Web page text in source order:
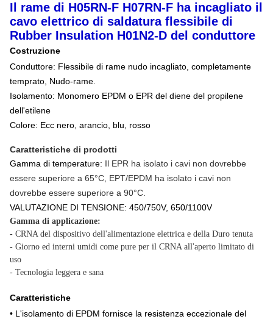
Il rame di H05RN-F H07RN-F ha incagliato il
cavo elettrico di saldatura flessibile di
Rubber Insulation H01N2-D del conduttore
Costruzione
Conduttore: Flessibile di rame nudo incagliato, completamente
temprato, Nudo-rame.
Isolamento: Monomero EPDM o EPR del diene del propilene
dell'etilene
Colore: Ecc nero, arancio, blu, rosso
Caratteristiche di prodotti
Gamma di temperature: Il EPR ha isolato i cavi non dovrebbe
essere superiore a 65°C, EPT/EPDM ha isolato i cavi non
dovrebbe essere superiore a 90°C.
VALUTAZIONE DI TENSIONE: 450/750V, 650/1100V
Gamma di applicazione:
- CRNA del dispositivo dell'alimentazione elettrica e della Duro tenuta
- Giorno ed interni umidi come pure per il CRNA all'aperto limitato di
uso
- Tecnologia leggera e sana
Caratteristiche
• L'isolamento di EPDM fornisce la resistenza eccezionale del